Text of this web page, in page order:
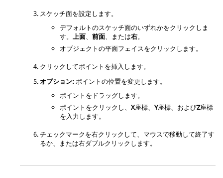
スケッチ面を設定します。
デフォルトのスケッチ面のいずれかをクリックしま
す。
上面 前面 、または右。
オブジェクトの平面フェイスをクリックします。
クリックしてポイントを挿入します。
オプション: ポイントの位置を変更します。
ポイントをドラッグします。
ポイントをクリックし、 X座標、 Y座標、およびZ座標
を入力します。
チェックマークを右クリックして、マウスで移動して終了す
るか、または右ダブルクリックします。